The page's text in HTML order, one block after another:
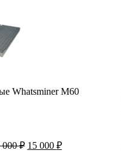
Whatsminer M60
000₽ 15 000 ₽